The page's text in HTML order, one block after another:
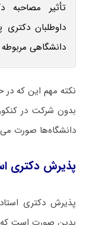
تأثیر مصاحبه
داوطلبان
دانشگاهی
نکته مهم این که
بدون شرکت در
دانشگاه‌ها صورت
پذیرش دکتری